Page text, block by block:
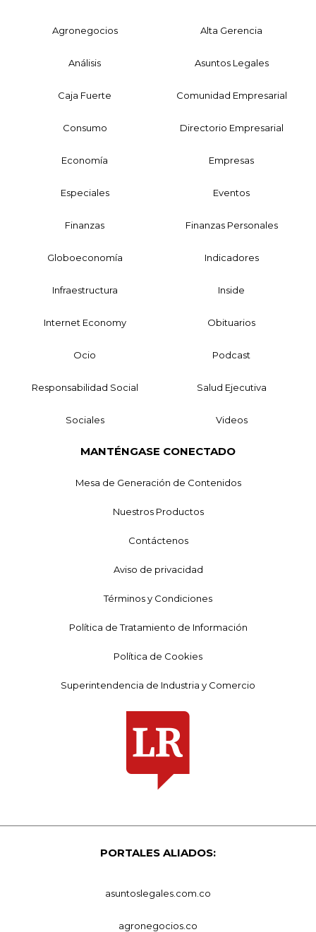
Agronegocios Alta Gerencia
Análisis Asuntos Legales
Caja Fuerte Comunidad Empresarial
Consumo Directorio Empresarial
Economía Empresas
Especiales Eventos
Finanzas Finanzas Personales
Globoeconomía Indicadores
Infraestructura Inside
Internet Economy Obituarios
Ocio Podcast
Responsabilidad Social Salud Ejecutiva
Sociales Videos
MANTÉNGASE CONECTADO
Mesa de Generación de Contenidos
Nuestros Productos
Contáctenos
Aviso de privacidad
Términos y Condiciones
Política de Tratamiento de Información
Política de Cookies
Superintendencia de Industria y Comercio
PORTALES ALIADOS:
asuntoslegales.com.co
agronegocios.co